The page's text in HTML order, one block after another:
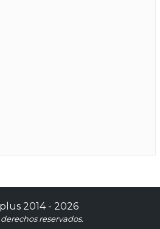
2014 - 2026
derechos reservados.